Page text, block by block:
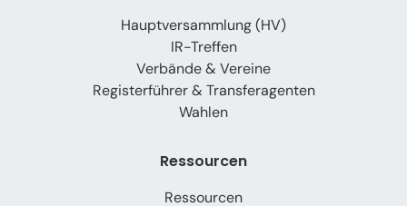
Hauptversammlung (HV)
IR-Treffen
Verbände & Vereine
Registerführer & Transferagenten
Wahlen
Ressourcen
Ressourcen